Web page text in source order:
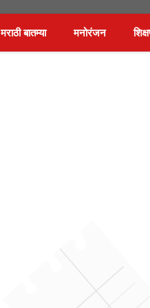
मराठी बातम्या मनोरंजन